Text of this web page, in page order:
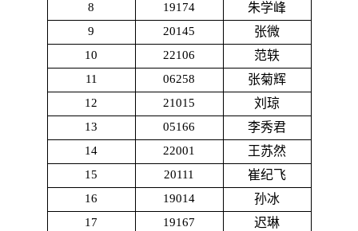
8 19174 朱学峰
9 20145 张微
10 22106 范轶
11 06258 张菊辉
12 21015 刘琼
13 05166 李秀君
14 22001 王苏然
15 20111 崔纪飞
16 19014 孙冰
17 19167 迟琳